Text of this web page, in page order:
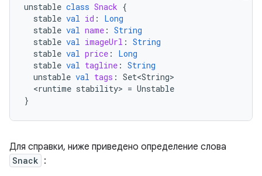
unstable class Snack {
stable val id :
Long
stable val name : String
stable val imageUrl : String
stable val price :
Long
stable val tagline : String
unstable val tags : Set<String>
<runtime stability> = Unstable
}
Для справки, ниже приведено определение слова
Snack :